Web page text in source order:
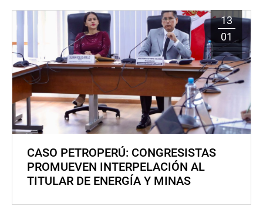
13
01
CASO PETROPERÚ: CONGRESISTAS
PROMUEVEN INTERPELACIÓN AL
TITULAR DE ENERGÍA Y MINAS